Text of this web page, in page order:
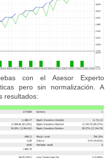
con el Asesor Experto
pero sin normalización. A
resultados: